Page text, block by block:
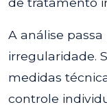
A análise
irregularidade.
medidas
controle